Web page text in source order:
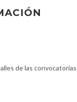
de las convocatorias